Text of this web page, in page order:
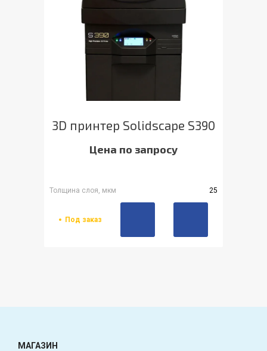
3D принтер Solidscape S390
Цена по запросу
Толщина слоя, мкм 25
Под заказ
МАГАЗИН